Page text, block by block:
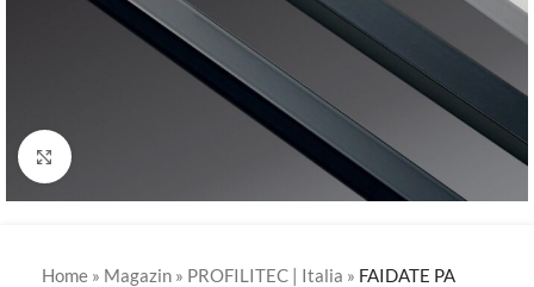
Click to enlarge
Home » Magazin » PROFILITEC | Italia » FAIDATE PA